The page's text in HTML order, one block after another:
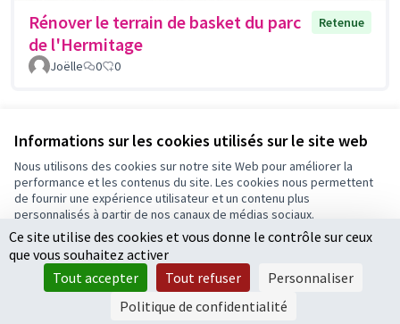
Informations sur les cookies utilisés sur le site web
Nous utilisons des cookies sur notre site Web pour améliorer la
performance et les contenus du site. Les cookies nous permettent
de fournir une expérience utilisateur et un contenu plus
personnalisés à partir de nos canaux de médias sociaux.
Tout accepter
Accepter seulement les cookies essentiels
Paramètres
Rénover le terrain de basket du parc
de l'Hermitage
Retenue
Joëlle 0 0
Conditions d'utilisation
Paramètres des cookies
(Lien externe)
Site réalisé parOpen Source Politics
(Lien externe)
grâce aulogiciel libre
Licence
(Lien
Ce site utilise des cookies et vous donne le contrôle sur ceux
que vous souhaitez activer
Tout accepter
Tout refuser
Personnaliser
Politique de confidentialité